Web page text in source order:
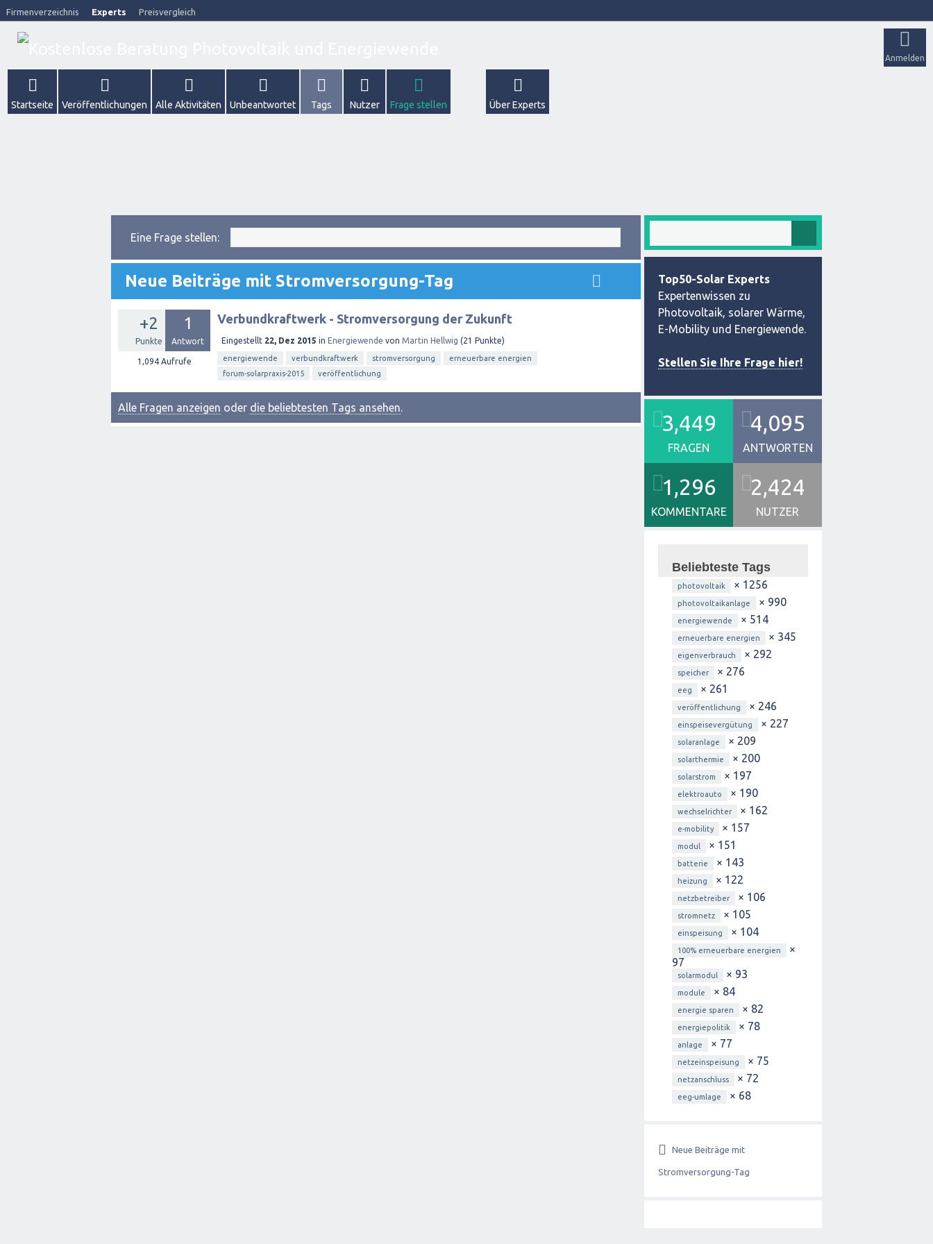
Firmenverzeichnis Experts Preisvergleich
Anmelden
Startseite Veröffentlichungen Alle Aktivitäten Unbeantwortet Tags Nutzer Frage stellen Über Experts
Eine Frage stellen:
Neue Beiträge mit Stromversorgung-Tag
+2
Punkte
1
Antwort
1,094Aufrufe
Verbundkraftwerk - Stromversorgung der Zukunft
Eingestellt 22, Dez 2015 in Energiewende von Martin Hellwig (21 Punkte)
energiewende verbundkraftwerk stromversorgung
erneuerbare energien
forum-solarpraxis-2015
veröffentlichung
Alle Fragen anzeigen oder die beliebtesten Tags ansehen.
Top50-Solar Experts
Expertenwissen zu
Photovoltaik, solarer Wärme,
E-Mobility und Energiewende.
Stellen Sie Ihre Frage hier!
3,449
FRAGEN
4,095
ANTWORTEN
1,296
KOMMENTARE
2,424
NUTZER
Beliebteste Tags
photovoltaik × 1256
photovoltaikanlage × 990
energiewende × 514
erneuerbare energien × 345
eigenverbrauch × 292
speicher × 276
eeg × 261
veröffentlichung × 246
einspeisevergütung × 227
solaranlage × 209
solarthermie × 200
solarstrom × 197
elektroauto × 190
wechselrichter × 162
e-mobility × 157
modul × 151
batterie × 143
heizung × 122
netzbetreiber × 106
stromnetz × 105
einspeisung × 104
100% erneuerbare energien
×
97
solarmodul × 93
module × 84
energie sparen × 82
energiepolitik × 78
anlage × 77
netzeinspeisung × 75
netzanschluss × 72
eeg-umlage × 68
Neue Beiträge mit
Stromversorgung-Tag